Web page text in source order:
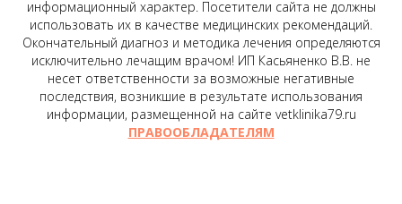
информационный характер. Посетители сайта не должны
использовать их в качестве медицинских рекомендаций.
Окончательный диагноз и методика лечения определяются
исключительно лечащим врачом! ИП Касьяненко В.В. не
несет ответственности за возможные негативные
последствия, возникшие в результате использования
информации, размещенной на сайте vetklinika79.ru
ПРАВООБЛАДАТЕЛЯМ